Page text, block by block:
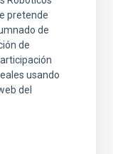
pretende
de
de
usando
del